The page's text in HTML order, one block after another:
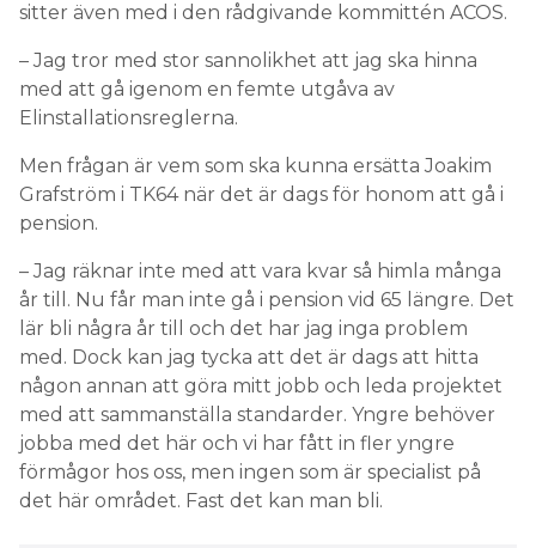
sitter även med i den rådgivande kommittén ACOS.
– Jag tror med stor sannolikhet att jag ska hinna
med att gå igenom en femte utgåva av
Elinstallationsreglerna.
Men frågan är vem som ska kunna ersätta Joakim
Grafström i TK64 när det är dags för honom att gå i
pension.
– Jag räknar inte med att vara kvar så himla många
år till. Nu får man inte gå i pension vid 65 längre. Det
lär bli några år till och det har jag inga problem
med. Dock kan jag tycka att det är dags att hitta
någon annan att göra mitt jobb och leda projektet
med att sammanställa standarder. Yngre behöver
jobba med det här och vi har fått in fler yngre
förmågor hos oss, men ingen som är specialist på
det här området. Fast det kan man bli.